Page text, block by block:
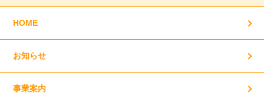
HOME
お知らせ
事業案内